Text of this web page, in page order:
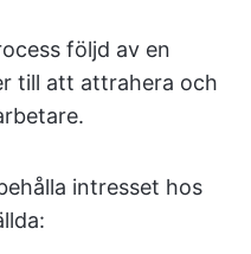
följd av en
till att attrahera och
intresset hos